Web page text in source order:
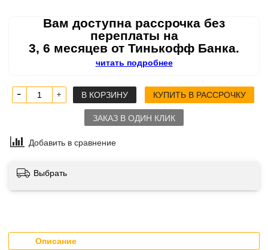
Вам доступна рассрочка без
переплаты на
3, 6 месяцев от Тинькофф Банка.
читать подробнее
В КОРЗИНУ КУПИТЬ В РАССРОЧКУ
ЗАКАЗ В ОДИН КЛИК
Добавить в сравнение
Выбрать
Описание